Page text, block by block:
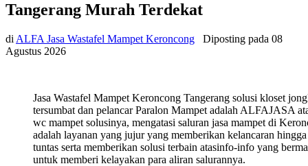
Tangerang Murah Terdekat
di ALFA Jasa Wastafel Mampet Keroncong Diposting pada 08
Agustus 2026
Jasa Wastafel Mampet Keroncong Tangerang solusi kloset
tersumbat dan pelancar Paralon Mampet adalah ALFAJASA
wc mampet solusinya, mengatasi saluran jasa mampet di
adalah layanan yang jujur yang memberikan kelancaran hingga
tuntas serta memberikan solusi terbain atasinfo-info yang
untuk memberi kelayakan para aliran salurannya.